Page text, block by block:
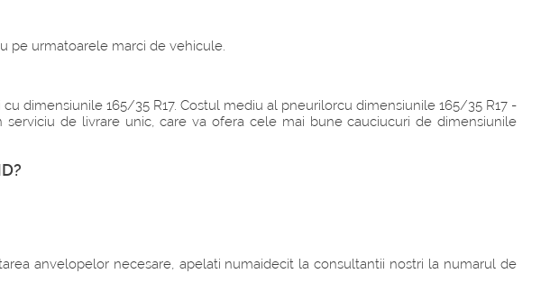
pe urmatoarele marci de vehicule.
dimensiunile 165/35 R17. Costul mediu al pneurilorcu dimensiunile 165/35 R17 -
de livrare unic, care va ofera cele mai bune cauciucuri de dimensiunile
anvelopelor necesare, apelati numaidecit la consultantii nostri la numarul de